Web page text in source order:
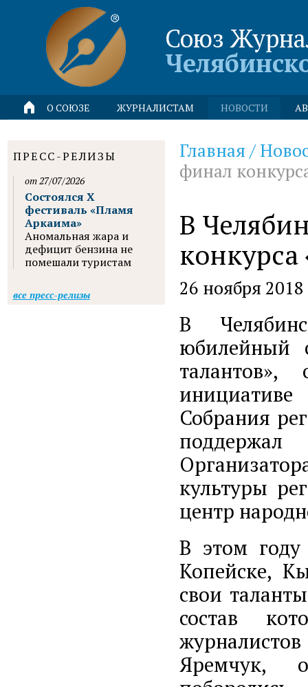
Союз
О СОЮЗЕ ЖУРНАЛИСТАМ НОВОСТИ
Главная /
финал
В
26 ноября 2018
В
юбилейный
талантов»,
Собрания
культуры
центр
В этом году
Копейске,
свои
состав
Яремчук,
ПРЕСС-РЕЛИЗЫ
от 27/07/2026
Состоялся X
фестиваль «Пламя
Аркаима»
Аномальная жара и
дефицит бензина не
помешали туристам
все пресс-релизы